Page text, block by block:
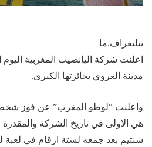
تيليغراف.ما
اعلنت شركة اليانصيب المغربية
مدينة العروي يجائزتها الكبرى.
واعلنت “لوطو المغرب” عن فوز
سنتيم بعد جمعه لستة ارقام في لعبة